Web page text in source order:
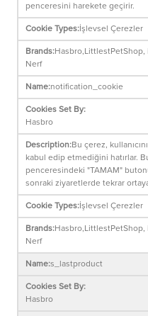
penceresini harekete geçirir.
İşlevsel Çerezler
Hasbro,LittlestPetShop,
Nerf
notification_cookie
Hasbro
Bu çerez,
kabul edip etmediğini hatırlar.
penceresindeki "TAMAM"
sonraki ziyaretlerde tekrar
İşlevsel Çerezler
Hasbro,LittlestPetShop,
Nerf
s_lastproduct
Hasbro